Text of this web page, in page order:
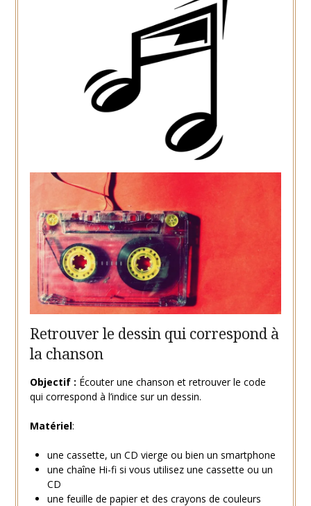
Retrouver le dessin qui correspond à
la chanson
Objectif : Écouter une chanson et retrouver le code
qui correspond à l’indice sur un dessin.
Matériel:
une cassette, un CD vierge ou bien un smartphone
une chaîne Hi-fi si vous utilisez une cassette ou un
CD
une feuille de papier et des crayons de couleurs